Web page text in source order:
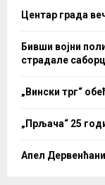
Центар града
Бивши војни
страдале
„Вински трг“
„Прљача“ 25
Апел